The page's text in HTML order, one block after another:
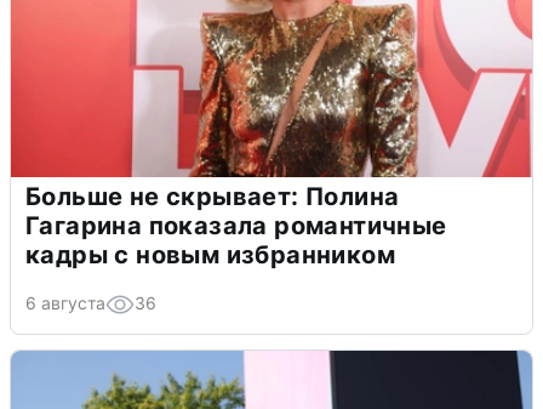
Больше не скрывает: Полина
Гагарина показала романтичные
кадры с новым избранником
6 августа 36